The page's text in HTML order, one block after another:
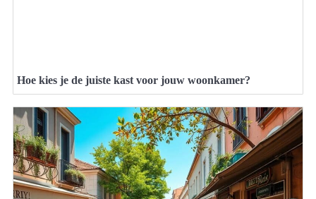
Hoe kies je de juiste kast voor jouw woonkamer?